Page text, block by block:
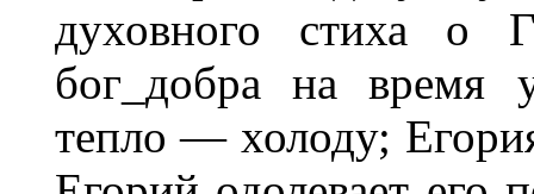
духовного стиха о
бог_добра на время
тепло — холоду;